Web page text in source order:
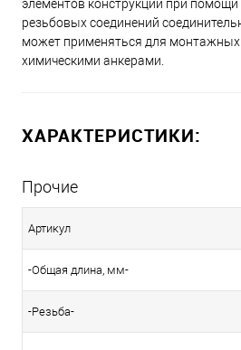
элементов конструкций при помощи
резьбовых соединений
может применяться для монтажных
химическими анкерами.
ХАРАКТЕРИСТИКИ:
Прочие
Артикул
-Общая длина, мм-
-Резьба-